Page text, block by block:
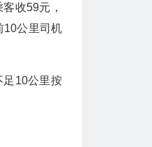
收59元，
10公里司机
足10公里按